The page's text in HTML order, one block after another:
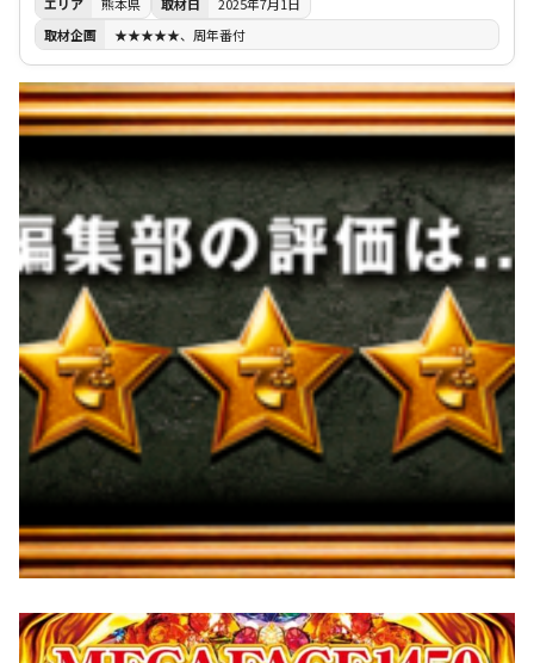
エリア
熊本県 取材日
2025年7月1日
取材企画
★★★★★、周年番付